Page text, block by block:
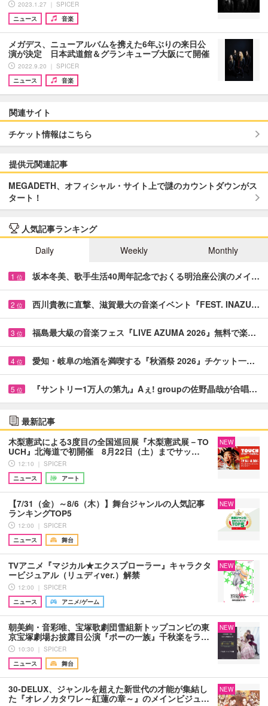
2023.1.27 ｜ SPICER
ニュース
音楽
メガデス、ニューアルバムを携えた6年ぶりの来日公
演が決定 日本武道館＆グランキューブ大阪にて開催
2022.9.20 ｜ SPICER
ニュース
音楽
関連サイト
チケット情報はこちら
提供元関連記事
MEGADETH、オフィシャル・サイト上で謎のカウントダウンがス
タート！
人気記事ランキング
Daily
Weekly Monthly
1 位 坂本冬美、歌手生活40周年記念でおくる明治座公演のメイ…
2 位 西川貴教に直撃、滋賀最大の音楽イベント『FEST. INAZU…
3 位 福島最大級の音楽フェス『LIVE AZUMA 2026』無料で楽…
4 位 愛知・岐阜の地酒を満喫する『秋酒祭 2026』チケット一…
5 位 『サントリー1万人の第九』Aぇ! groupの佐野晶哉が合唱…
最新記事
木梨憲武による3度目の全国巡回展『木梨憲武展－TO
UCH』北海道で初開催 8月22日（土）までサッ…
12:10 ｜ SPICER
ニュース
アート
NEW
【7/31（金）～8/6（木）】舞台ジャンルの人気記事
ランキングTOP5
12:00 ｜ SPICER
ニュース
舞台
NEW
TVアニメ『マジカル★エクスプローラー』キャラクタ
ービジュアル（リュディver.）解禁
12:00 ｜ SPICER
ニュース
アニメ/ゲーム
NEW
朝美絢・音彩唯、宝塚歌劇団雪組新トップコンビの東
京宝塚劇場お披露目公演『ポーの一族』千秋楽をラ…
10:30 ｜ SPICER
ニュース
舞台
NEW
30-DELUX、ジャンルを超えた新世代の才能が集結し
た『オレノカタワレ～紅蓮の章～』のメインビジュ…
NEW